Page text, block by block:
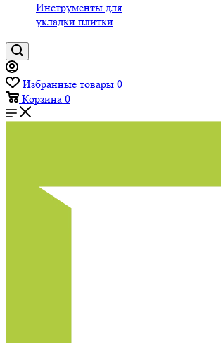
Инструменты для
укладки плитки
Избранные товары 0
Корзина 0